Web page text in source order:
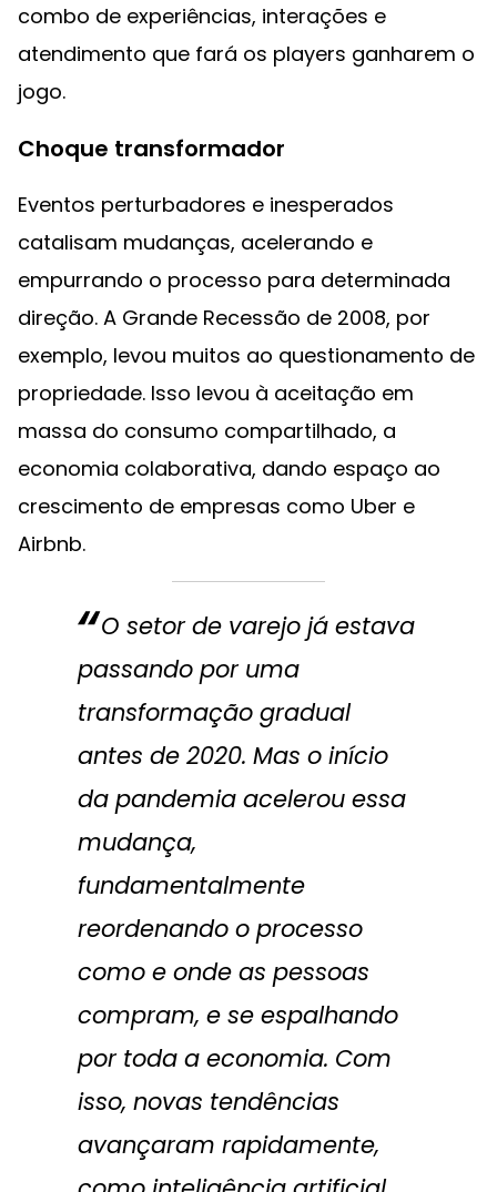
combo de experiências, interações e
atendimento que fará os players ganharem o
jogo.
Choque transformador
Eventos perturbadores e inesperados
catalisam mudanças, acelerando e
empurrando o processo para determinada
direção. A Grande Recessão de 2008, por
exemplo, levou muitos ao questionamento de
propriedade. Isso levou à aceitação em
massa do consumo compartilhado, a
economia colaborativa, dando espaço ao
crescimento de empresas como Uber e
Airbnb.
O setor de varejo já estava
passando por uma
transformação gradual
antes de 2020. Mas o início
da pandemia acelerou essa
mudança,
fundamentalmente
reordenando o processo
como e onde as pessoas
compram, e se espalhando
por toda a economia. Com
isso, novas tendências
avançaram rapidamente,